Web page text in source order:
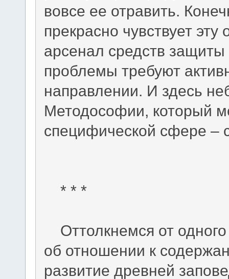
вовсе ее отравить.
прекрасно чувствует
арсенал средств
проблемы требуют
направлении. И здесь
Методософии, который
специфической сфере –
* * *
Оттолкнемся от
об отношении к
развитие древней